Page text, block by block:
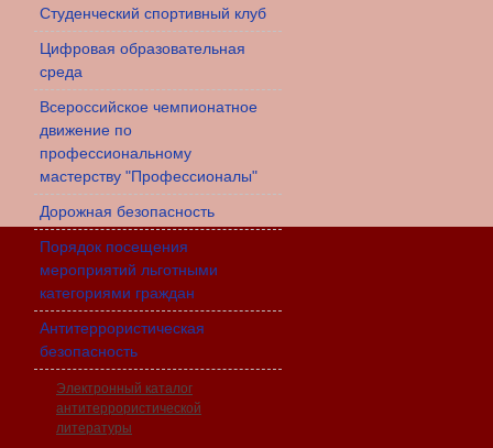
Студенческий спортивный клуб
Цифровая образовательная
среда
Всероссийское чемпионатное
движение по
профессиональному
мастерству "Профессионалы"
Дорожная безопасность
Порядок посещения
мероприятий льготными
категориями граждан
Антитеррористическая
безопасность
Электронный каталог
антитеррористической
литературы